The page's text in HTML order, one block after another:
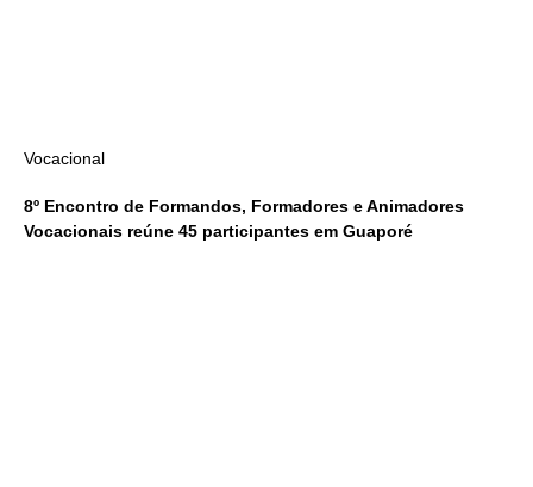
Vocacional
8º Encontro de Formandos, Formadores e Animadores
Vocacionais reúne 45 participantes em Guaporé